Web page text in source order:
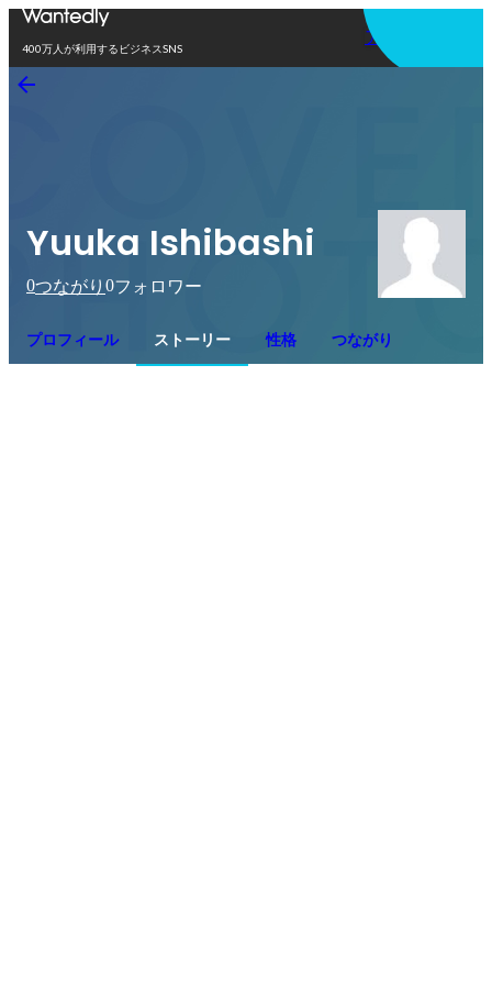
400万人が利用するビジネスSNS
アプリを使う
Yuuka Ishibashi
0つながり 0フォロワー
プロフィール ストーリー 性格 つながり